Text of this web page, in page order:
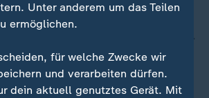
Unter anderem um das Teilen
ermöglichen.
für welche Zwecke wir
und verarbeiten dürfen.
dein aktuell genutztes Gerät. Mit